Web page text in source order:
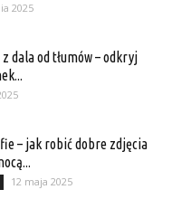
2025
dala od tłumów – odkryj
– jak robić dobre zdjęcia
12 maja 2025